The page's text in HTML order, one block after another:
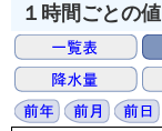
１時間ごとの値